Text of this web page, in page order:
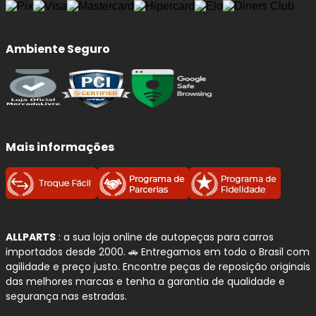
carroceria, perda de estabilidade em curvas,
irregular dos pneus, vazamento de óleo e
desconforto ao dirigir
Benefícios imediatos da troca:
mudanças de direção.
Maior conforto ao dirigir, com melhor
absorção de impactos.
Redução de balanço e oscilaçõesda
Melhor contato dos pneus com o solo,
favorecendo a dirigibilidade.
Mais segurançaem pisos irregulares e
situações de emergência.
Menor desgaste de pneus e componentes
Ambiente Seguro
Mais informações
ALLPARTS : a sua loja online de autopeças para carros
importados desde 2000. 🚗 Entregamos em todo o Brasil com
agilidade e preço justo. Encontre peças de reposição originais
das melhores marcas e tenha a garantia de qualidade e
segurança nas estradas.